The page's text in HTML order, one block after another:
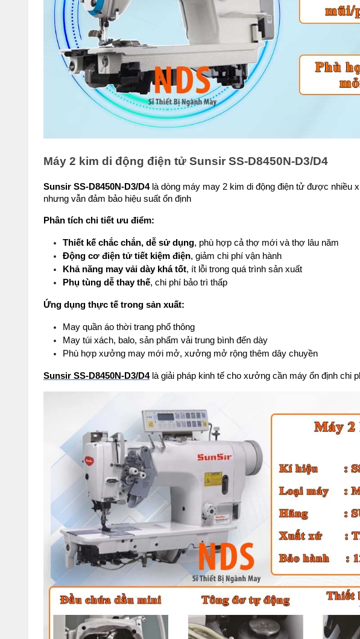
Máy 2 kim di động điện tử Sunsir SS-D8450N-D3/D4
Sunsir SS-D8450N-D3/D4 là dòng máy may 2 kim di động điện tử được nhiều
nhưng vẫn đảm bảo hiệu suất ổn định
Phân tích chi tiết ưu điểm:
Thiết kế chắc chắn, dễ sử dụng, phù hợp cả thợ mới và thợ lâu năm
Động cơ điện tử tiết kiệm điện, giảm chi phí vận hành
Khả năng may vải dày khá tốt, ít lỗi trong quá trình sản xuất
Phụ tùng dễ thay thế, chi phí bảo trì thấp
Ứng dụng thực tế trong sản xuất:
May quần áo thời trang phổ thông
May túi xách, balo, sản phẩm vải trung bình đến dày
Phù hợp xưởng may mới mở, xưởng mở rộng thêm dây chuyền
Sunsir SS-D8450N-D3/D4 là giải pháp kinh tế cho xưởng cần máy ổn định chi